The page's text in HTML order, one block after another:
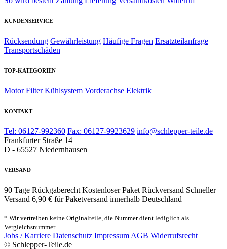
KUNDENSERVICE
Rücksendung Gewährleistung Häufige Fragen Ersatzteilanfrage
Transportschäden
TOP-KATEGORIEN
Motor Filter Kühlsystem Vorderachse Elektrik
KONTAKT
Tel: 06127-992360 Fax: 06127-9923629 info@schlepper-teile.de
Frankfurter Straße 14
D - 65527 Niedernhausen
VERSAND
90 Tage Rückgaberecht Kostenloser Paket Rückversand Schneller
Versand 6,90 € für Paketversand innerhalb Deutschland
* Wir vertreiben keine Originalteile, die Nummer dient lediglich als
Vergleichsnummer.
Jobs / Karriere Datenschutz Impressum AGB Widerrufsrecht
© Schlepper-Teile.de